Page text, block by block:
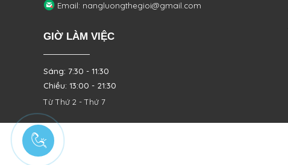
Email: nangluongthegioi@gmail.com
GIỜ LÀM VIỆC
Sáng: 7:30 - 11:30
Chiều: 13:00 - 21:30
Từ Thứ 2 - Thứ 7